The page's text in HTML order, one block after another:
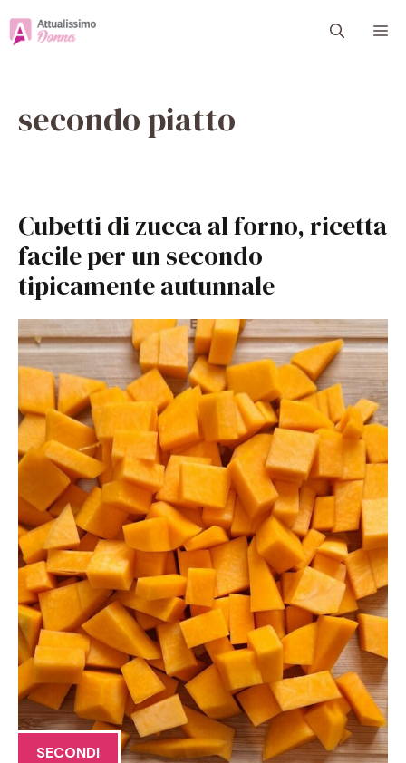
secondo piatto
Cubetti di zucca al forno, ricetta
facile per un secondo
tipicamente autunnale
SECONDI